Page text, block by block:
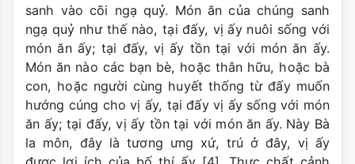
sanh vào cõi ngạ quỷ. Món ăn của chúng sanh
ngạ quỷ như thế nào, tại đấy, vị ấy nuôi sống với
món ăn ấy; tại đấy, vị ấy tồn tại với món ăn ấy.
Món ăn nào các bạn bè, hoặc thân hữu, hoặc bà
con, hoặc người cùng huyết thống từ đấy muốn
hướng cúng cho vị ấy, tại đấy vị ấy sống với món
ăn ấy; tại đấy, vị ấy tồn tại với món ăn ấy. Này Bà
la môn, đây là tương ưng xứ, trú ở đây, vị ấy